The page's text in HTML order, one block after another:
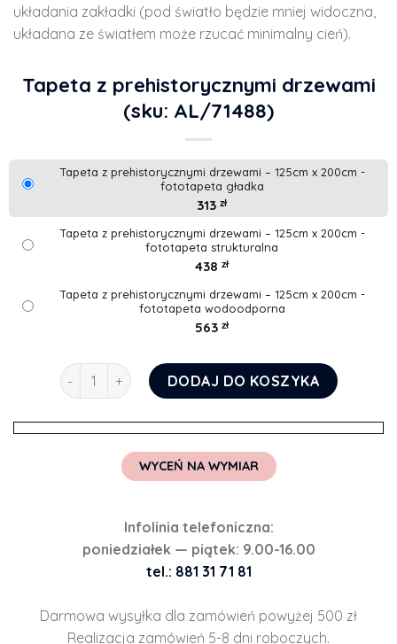
układania zakładki (pod światło będzie mniej widoczna,
układana ze światłem może rzucać minimalny cień).
Tapeta z prehistorycznymi drzewami
(sku: AL/71488)
Tapeta z prehistorycznymi drzewami – 125cm x 200cm -
fototapeta gładka
313 zł
Tapeta z prehistorycznymi drzewami – 125cm x 200cm -
fototapeta strukturalna
438 zł
Tapeta z prehistorycznymi drzewami – 125cm x 200cm -
fototapeta wodoodporna
563 zł
ilość Tapeta z prehistorycznymi drzewami
DODAJ DO KOSZYKA
WYCEŃ NA WYMIAR
Infolinia telefoniczna:
poniedziałek — piątek: 9.00-16.00
tel.: 881 31 71 81
Darmowa wysyłka dla zamówień powyżej 500 zł
Realizacja zamówień 5-8 dni roboczych.